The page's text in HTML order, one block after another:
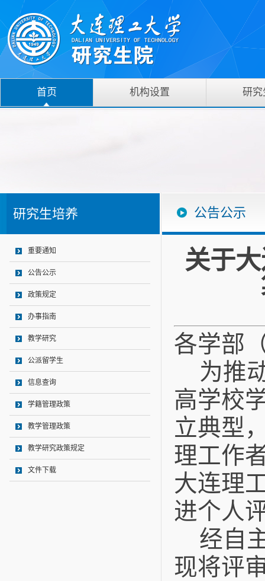
首页 机构设置 研究
研究生培养
重要通知
公告公示
政策规定
办事指南
教学研究
公派留学生
信息查询
学籍管理政策
教学管理政策
教学研究政策规定
文件下载
公告公示
关于
各学部
为推
高学校
立典型
理工作
大连理
进个人
经自
现将评